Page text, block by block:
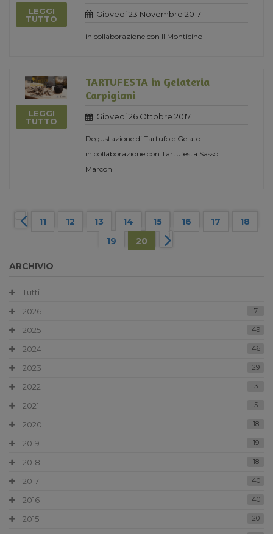
LEGGI
TUTTO
Giovedi 23 Novembre 2017
in collaborazione con Il Monticino
LEGGI
TUTTO
TARTUFESTA in Gelateria
Carpigiani
Giovedi 26 Ottobre 2017
Degustazione di Tartufo e Gelato
in collaborazione con Tartufesta Sasso
Marconi
11 12 13 14 15 16 17
18
19
20
ARCHIVIO
Tutti
2026
7
2025 49
2024 46
2023 29
2022 3
2021 5
2020 18
2019 19
2018 18
2017 40
2016 40
2015 20